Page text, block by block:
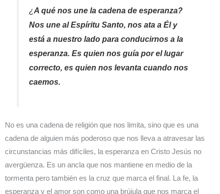
¿A qué nos une la cadena de esperanza?
Nos une al Espíritu Santo, nos ata a Él y
está a nuestro lado para conducirnos a la
esperanza. Es quien nos guía por el lugar
correcto, es quien nos levanta cuando nos
caemos.
No es una cadena de religión que nos limita, sino que es una
cadena de alguien más poderoso que nos lleva a atravesar las
circunstancias más difíciles, la esperanza en Cristo Jesús no
avergüenza. Es un ancla que nos mantiene en medio de la
tormenta pero también es la cruz que marca el final. La fe, la
esperanza y el amor son como una brújula que nos marca el